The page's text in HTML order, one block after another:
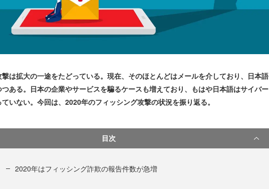
は拡大の一途をたどっている。現在、そのほとんどはメールを介しており、日本語
ある。日本の企業やサービスを騙るケースも増えており、もはや日本語はサイバー
いない。今回は、2020年のフィッシング攻撃の状況を振り返る。
目次
2020年はフィッシング詐欺の報告件数が急増